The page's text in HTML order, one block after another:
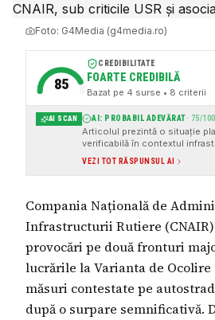
Foto: G4Media (g4media.ro)
85
CREDIBILITATE
FOARTE CREDIBILĂ
Bazat pe 4 surse • 8 criterii
AI SCAN AI: PROBABIL ADEVĂRAT· 75/
Articolul prezintă o situație
verificabilă în contextul
România, cu referiri la
recente (iulie 2026). Deși
politice, acestea sunt
Infrastructură). Articolul
instituționale și media
G4Media, Libertatea și ZF.
date concrete priv
VEZI TOT RĂSPUNSUL AI
Compania Națională de
Infrastructurii Rutiere
provocări pe două fronturi
lucrările la Varianta de Ocolire
măsuri contestate pe
după o surpare semnificativă.